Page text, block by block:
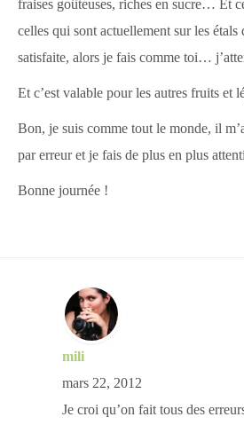
fraises goûteuses, riches en sucre… Et
celles qui sont actuellement sur les étals
satisfaite, alors je fais comme toi…
Et c’est valable pour les autres fruits et
Bon, je suis comme tout le monde, il
par erreur et je fais de plus en plus
Bonne journée !
mili
mars 22, 2012
Je croi qu’on fait tous des